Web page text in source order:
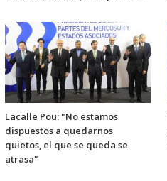
Lacalle Pou: "No estamos
dispuestos a quedarnos
quietos, el que se queda se
atrasa"